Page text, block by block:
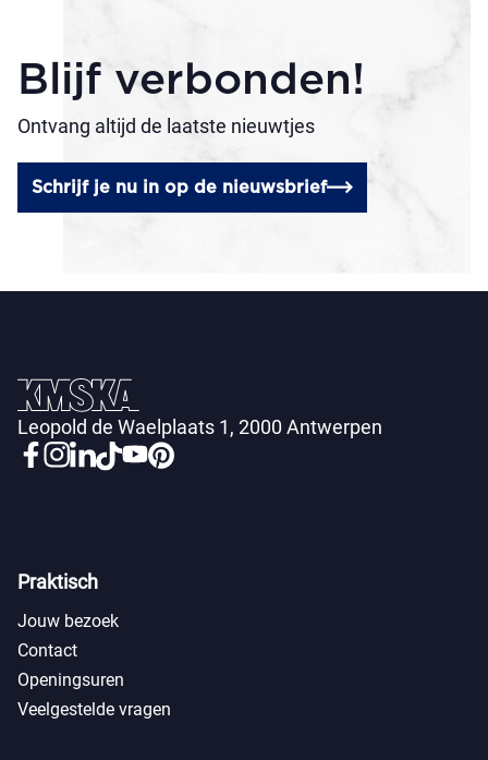
Blijf verbonden!
Ontvang altijd de laatste nieuwtjes
Schrijf je nu in op de nieuwsbrief
Leopold de Waelplaats 1, 2000 Antwerpen
Praktisch
Jouw bezoek
Contact
Openingsuren
Veelgestelde vragen